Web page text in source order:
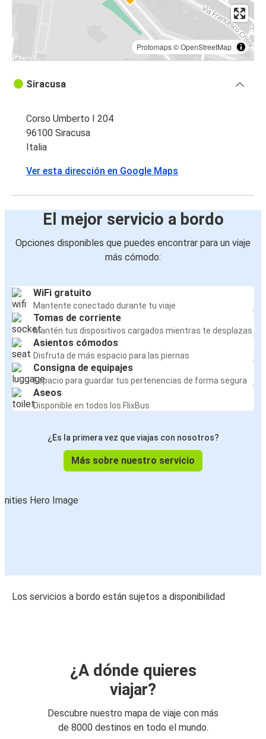
Protomaps©OpenStreetMap
Siracusa
Corso Umberto I 204
96100 Siracusa
Italia
Ver esta dirección en Google Maps
El mejor servicio a bordo
Opciones disponibles que puedes encontrar para un viaje
más cómodo:
WiFi gratuito
Mantente conectado durante tu viaje
Tomas de corriente
Mantén tus dispositivos cargados mientras te desplazas
Asientos cómodos
Disfruta de más espacio para las piernas
Consigna de equipajes
Espacio para guardar tus pertenencias de forma segura
Aseos
Disponible en todos los FlixBus
¿Es la primera vez que viajas con nosotros?
Más sobre nuestro servicio
Los servicios a bordo están sujetos a disponibilidad
¿A dónde quieres
viajar?
Descubre nuestro mapa de viaje con más
de 8000 destinos en todo el mundo.